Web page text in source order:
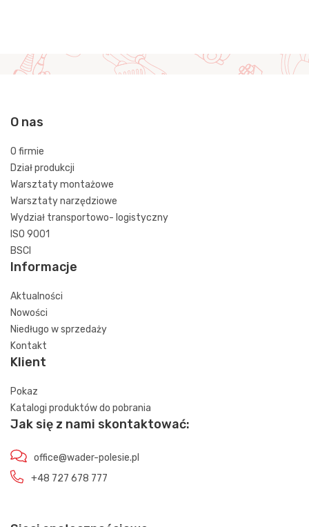
O nas
O firmie
Dział produkcji
Warsztaty montażowe
Warsztaty narzędziowe
Wydział transportowo- logistyczny
ISO 9001
BSCI
Informacje
Aktualności
Nowości
Niedługo w sprzedaży
Kontakt
Klient
Pokaz
Katalogi produktów do pobrania
Jak się z nami skontaktować:
office@wader-polesie.pl
+48 727 678 777